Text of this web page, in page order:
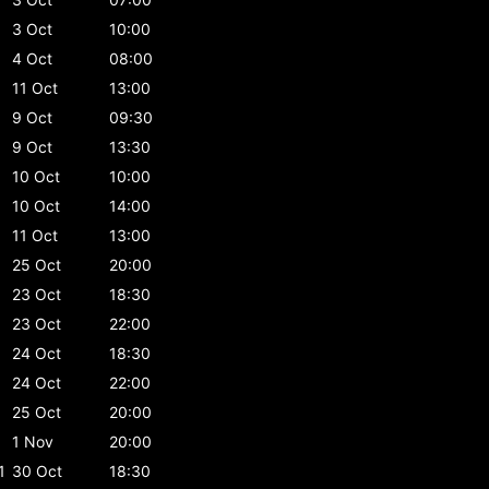
3 Oct
10:00
4 Oct
08:00
11 Oct
13:00
9 Oct
09:30
9 Oct
13:30
10 Oct
10:00
10 Oct
14:00
11 Oct
13:00
25 Oct
20:00
23 Oct
18:30
23 Oct
22:00
24 Oct
18:30
24 Oct
22:00
25 Oct
20:00
1 Nov
20:00
30 Oct 18:30